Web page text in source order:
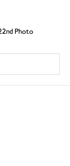
Photo